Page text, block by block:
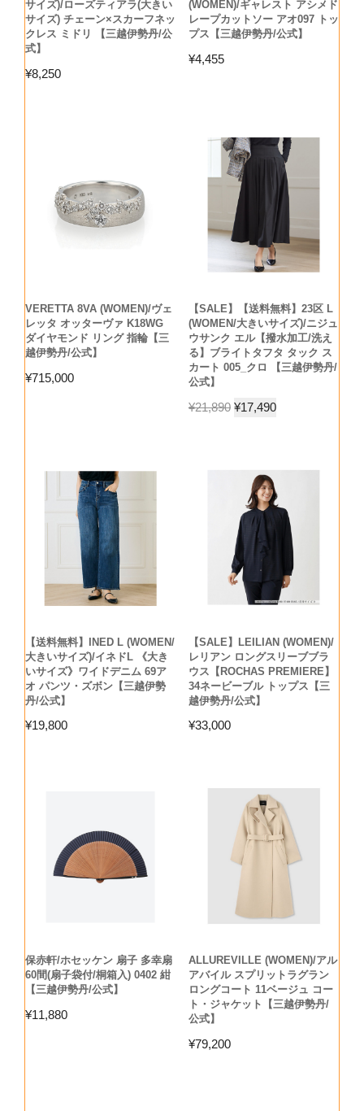
サイズ)/ローズティアラ(大きい
サイズ) チェーン×スカーフネッ
クレス ミドリ 【三越伊勢丹/公
式】
¥8,250
(WOMEN)/ギャレスト アシメド
レープカットソー アオ097 トッ
プス【三越伊勢丹/公式】
¥4,455
VERETTA 8VA (WOMEN)/ヴェ
レッタ オッターヴァ K18WG
ダイヤモンド リング 指輪【三
越伊勢丹/公式】
¥715,000
【SALE】【送料無料】23区 L
(WOMEN/大きいサイズ)/ニジュ
ウサンク エル【撥水加工/洗え
る】ブライトタフタ タック ス
カート 005_クロ 【三越伊勢丹/
公式】
¥21,890 ¥17,490
【送料無料】INED L (WOMEN/
大きいサイズ)/イネドL 《大き
いサイズ》ワイドデニム 69ア
オ パンツ・ズボン【三越伊勢
丹/公式】
¥19,800
【SALE】LEILIAN (WOMEN)/
レリアン ロングスリーブブラ
ウス【ROCHAS PREMIERE】
34ネービーブル トップス【三
越伊勢丹/公式】
¥33,000
保赤軒/ホセッケン 扇子 多幸扇
60間(扇子袋付/桐箱入) 0402 紺
【三越伊勢丹/公式】
¥11,880
ALLUREVILLE (WOMEN)/アル
アバイル スプリットラグラン
ロングコート 11ベージュ コー
ト・ジャケット【三越伊勢丹/
公式】
¥79,200